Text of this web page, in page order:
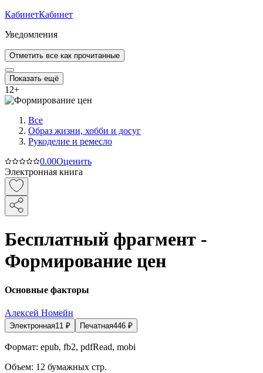
КабинетКабинет
Уведомления
Отметить все как прочитанные
Показать ещё
12+
Все
Образ жизни, хобби и досуг
Рукоделие и ремесло
0.00Оценить
Электронная книга
Бесплатный фрагмент -
Формирование цен
Основные факторы
Алексей Номейн
Электронная11 ₽ Печатная446 ₽
Формат: epub, fb2, pdfRead, mobi
Объем: 12 бумажных стр.